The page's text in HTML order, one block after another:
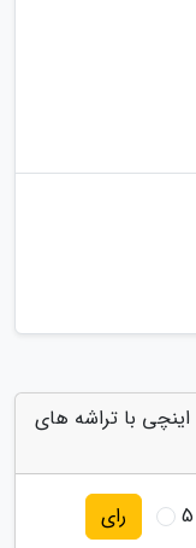
به "اپل از نسل تازه مک بوک پرو 14 و 16 اینچی با تراشه های
5 رای